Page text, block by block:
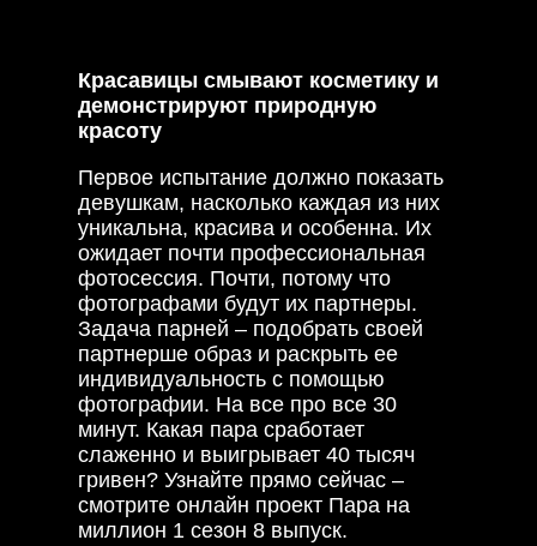
Красавицы смывают косметику и
демонстрируют природную
красоту
Первое испытание должно показать
девушкам, насколько каждая из них
уникальна, красива и особенна. Их
ожидает почти профессиональная
фотосессия. Почти, потому что
фотографами будут их партнеры.
Задача парней – подобрать своей
партнерше образ и раскрыть ее
индивидуальность с помощью
фотографии. На все про все 30
минут. Какая пара сработает
слаженно и выигрывает 40 тысяч
гривен? Узнайте прямо сейчас –
смотрите онлайн проект Пара на
миллион 1 сезон 8 выпуск.